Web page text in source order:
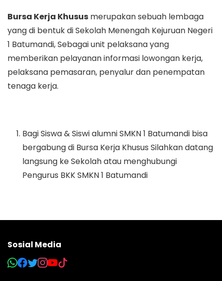
Bursa Kerja Khusus merupakan sebuah lembaga
yang di bentuk di Sekolah Menengah Kejuruan Negeri
1 Batumandi, Sebagai unit pelaksana yang
memberikan pelayanan informasi lowongan kerja,
pelaksana pemasaran, penyalur dan penempatan
tenaga kerja.
Bagi Siswa & Siswi alumni SMKN 1 Batumandi bisa
bergabung di Bursa Kerja Khusus Silahkan datang
langsung ke Sekolah atau menghubungi
Pengurus BKK SMKN 1 Batumandi
Sosial Media